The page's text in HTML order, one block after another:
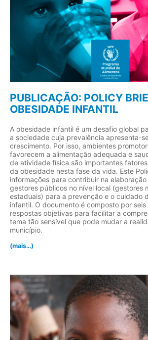
PUBLICAÇÃO: POLICY
OBESIDADE INFANTIL
A obesidade infantil é um desafio global
a sociedade cuja prevalência apresenta-
crescimento. Por isso, ambientes
favorecem a alimentação adequada e
de atividade física são importantes
da obesidade nesta fase da vida. Este
informações para contribuir na
gestores públicos no nível local (gestores
estaduais) para a prevenção e o cuidado
infantil. O documento é composto por
respostas objetivas para facilitar a
tema tão sensível que pode mudar a
município.
(mais…)